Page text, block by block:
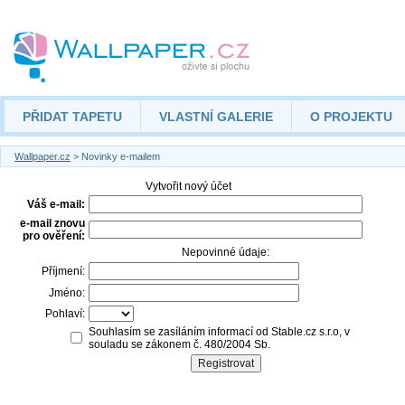
PŘIDAT TAPETU VLASTNÍ GALERIE O PROJEKTU
Wallpaper.cz > Novinky e-mailem